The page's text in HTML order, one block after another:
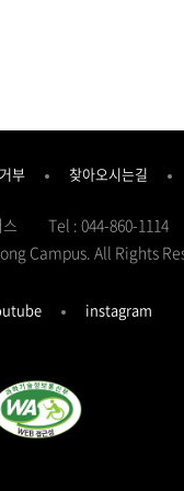
부 찾아오시는길
Tel : 044-860-1114
Campus.All Rights
instagram